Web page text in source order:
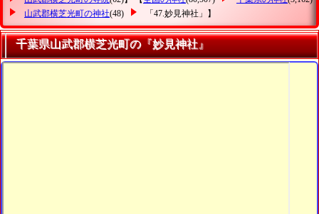
山武郡横芝光町の神社(48) 「47.妙見神社」 】
千葉県山武郡横芝光町の『妙見神社』